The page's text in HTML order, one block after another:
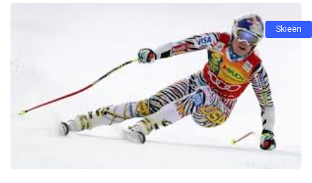
Skieën